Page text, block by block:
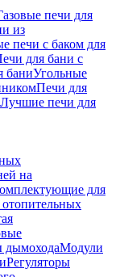
печи для
из
печи с баком для
для бани с
баниУгольные
Печи для
Лучшие печи для
на
для
дымоходаМодули
Регуляторы